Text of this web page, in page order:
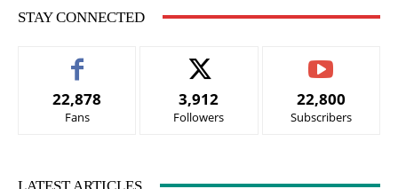
STAY CONNECTED
22,878
Fans
3,912
Followers
22,800
Subscribers
LATEST ARTICLES